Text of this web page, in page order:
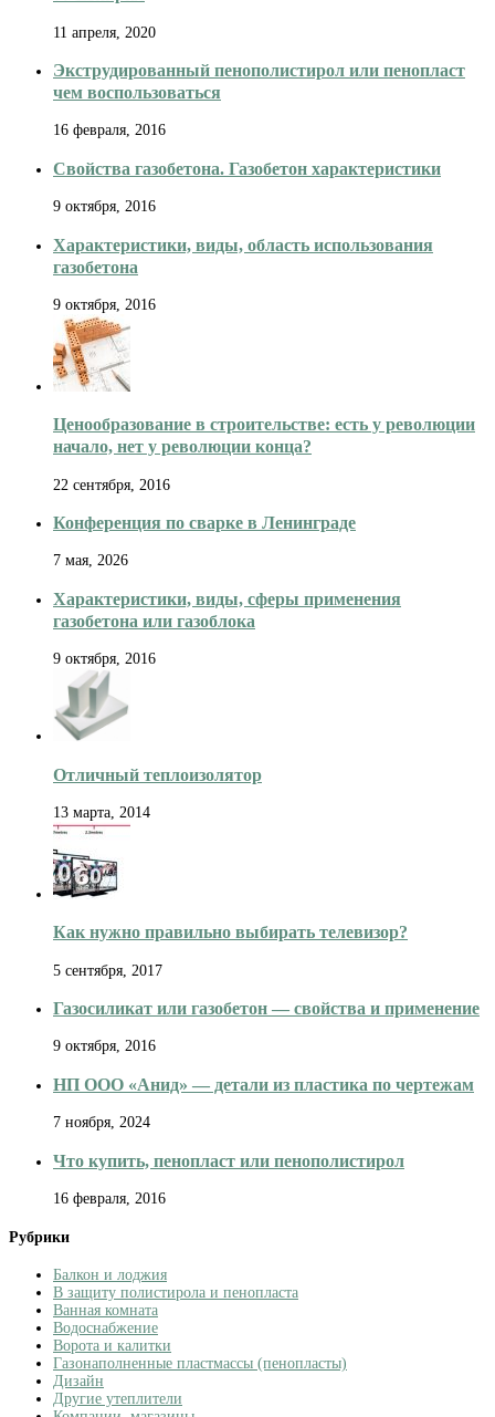
11 апреля, 2020
Экструдированный пенополистирол или пенопласт
чем воспользоваться
16 февраля, 2016
Свойства газобетона. Газобетон характеристики
9 октября, 2016
Характеристики, виды, область использования
газобетона
9 октября, 2016
Ценообразование в строительстве: есть у революции
начало, нет у революции конца?
22 сентября, 2016
Конференция по сварке в Ленинграде
7 мая, 2026
Характеристики, виды, сферы применения
газобетона или газоблока
9 октября, 2016
Отличный теплоизолятор
13 марта, 2014
Как нужно правильно выбирать телевизор?
5 сентября, 2017
Газосиликат или газобетон — свойства и применение
9 октября, 2016
НП ООО «Анид» — детали из пластика по чертежам
7 ноября, 2024
Что купить, пенопласт или пенополистирол
16 февраля, 2016
Рубрики
Балкон и лоджия
В защиту полистирола и пенопласта
Ванная комната
Водоснабжение
Ворота и калитки
Газонаполненные пластмассы (пенопласты)
Дизайн
Другие утеплители